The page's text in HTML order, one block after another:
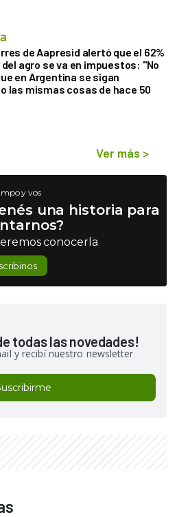
de Aapresid alertó que el 62%
agro se va en impuestos: "No
en Argentina se sigan
las mismas cosas de hace 50
Ver más >
y vos
una historia para
conocerla
todas las novedades!
y recibí nuestro newsletter